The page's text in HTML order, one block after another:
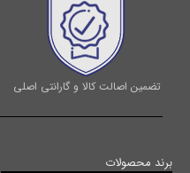
تضمین اصالت کالا و گارانتی اصلی
برند محصولات